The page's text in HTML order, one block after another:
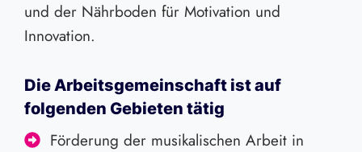
und der Nährboden für Motivation und
Innovation.
Die Arbeitsgemeinschaft ist auf
folgenden Gebieten tätig
Förderung der musikalischen Arbeit in